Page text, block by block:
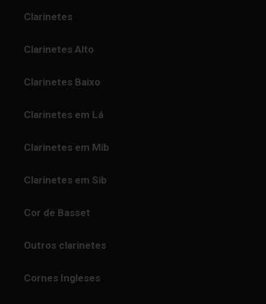
Clarinetes
Clarinetes Alto
Clarinetes Baixo
Clarinetes em Lá
Clarinetes em Mib
Clarinetes em Sib
Cor de Basset
Outros clarinetes
Cornes Ingleses